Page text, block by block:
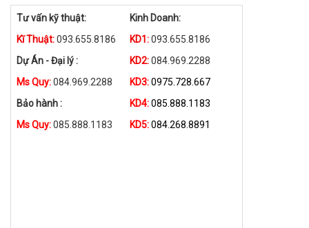
Tư vấn kỹ thuật:
Kĩ Thuật:093.655.8186
Dự Án - Đại lý :
Ms Quy:084.969.2288
Bảo hành :
Ms Quy:085.888.1183
Kinh Doanh:
KD1:093.655.8186
KD2:084.969.2288
KD3:0975.728.667
KD4:085.888.1183
KD5:084.268.8891